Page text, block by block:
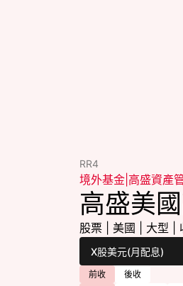
RR4
境外基金 高盛資產
高盛美
股票 美國 大型
前收
後收